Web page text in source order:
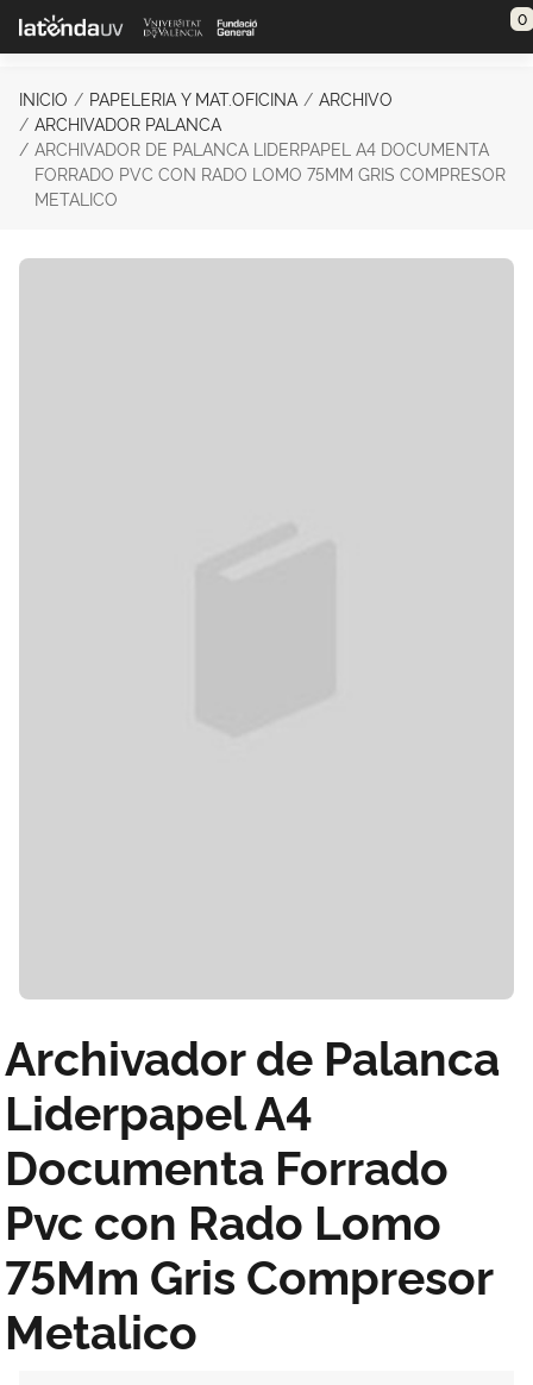
Saltar al contenido principal 0
INICIO PAPELERIA Y MAT.OFICINA
ARCHIVO
ARCHIVADOR PALANCA
ARCHIVADOR DE PALANCA LIDERPAPEL A4 DOCUMENTA
FORRADO PVC CON RADO LOMO 75MM GRIS COMPRESOR
METALICO
Archivador de Palanca
Liderpapel A4
Documenta Forrado
Pvc con Rado Lomo
75Mm Gris Compresor
Metalico